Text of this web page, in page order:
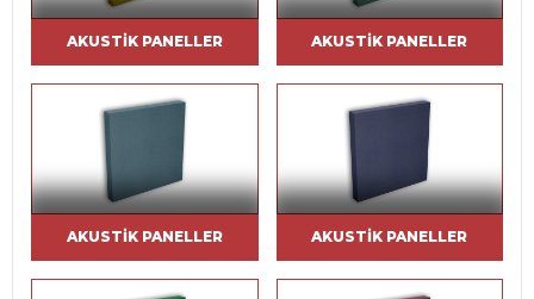
AKUSTIK PANELLER AKUSTIK PANELLER
AKUSTIK PANELLER AKUSTIK PANELLER